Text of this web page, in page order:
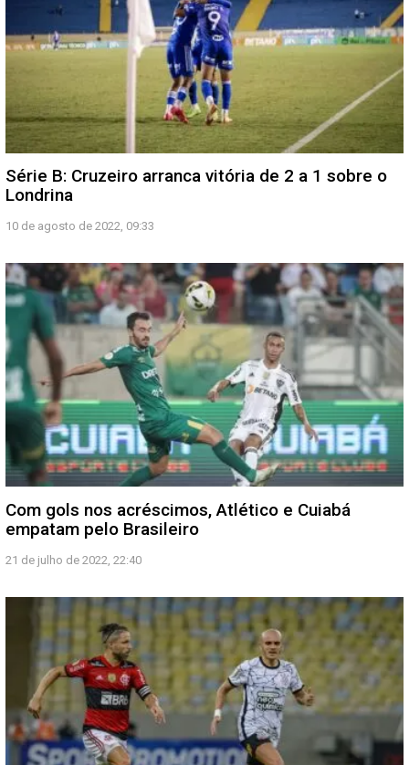
Série B: Cruzeiro arranca vitória de 2 a 1 sobre o
Londrina
10 de agosto de 2022, 09:33
Com gols nos acréscimos, Atlético e Cuiabá
empatam pelo Brasileiro
21 de julho de 2022, 22:40